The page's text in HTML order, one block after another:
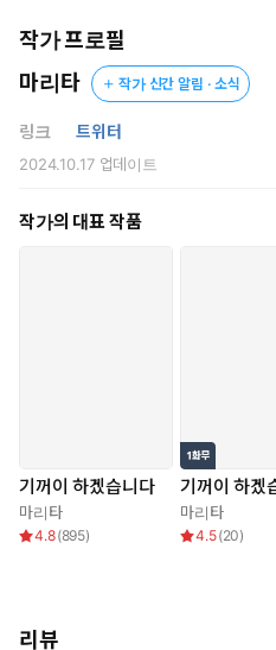
작가 프로필
마리타
작가 신간 알림 · 소식
링크 트위터
2024.10.17업데이트
작가의 대표 작품
기꺼이 하겠습니다
마리타
4.8(895)
기꺼이 하겠
마리타
4.5(20)
리뷰